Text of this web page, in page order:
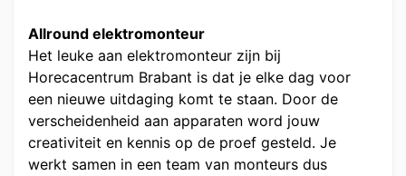
Allround elektromonteur
Het leuke aan elektromonteur zijn bij
Horecacentrum Brabant is dat je elke dag voor
een nieuwe uitdaging komt te staan. Door de
verscheidenheid aan apparaten word jouw
creativiteit en kennis op de proef gesteld. Je
werkt samen in een team van monteurs dus